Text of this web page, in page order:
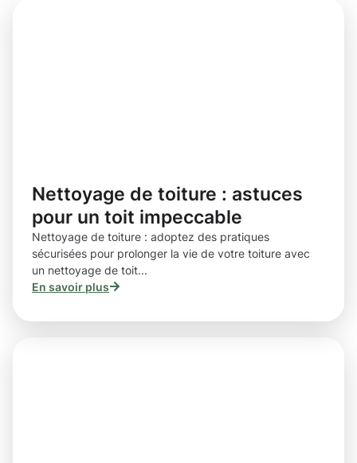
Nettoyage de toiture : astuces
pour un toit impeccable
Nettoyage de toiture : adoptez des pratiques
sécurisées pour prolonger la vie de votre toiture avec
un nettoyage de toit...
En savoir plus